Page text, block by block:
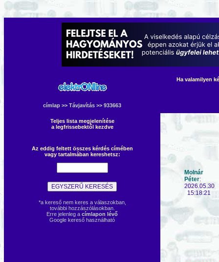
címlap >> Távjavítás >> 933663
Ha valamilyen
Teljes lista megjelenítése
a legfrissebektől kezdve
Az eddig feltett összes kérdés címében
vagy tartalmában kereshetsz:
*a kereső nem keres a válaszokban,
további hozzászólásokban.
Erre jelenleg a címlapon lévő
Google kereső használható
Molnár
Péter:
2026.05.30
15:18:21